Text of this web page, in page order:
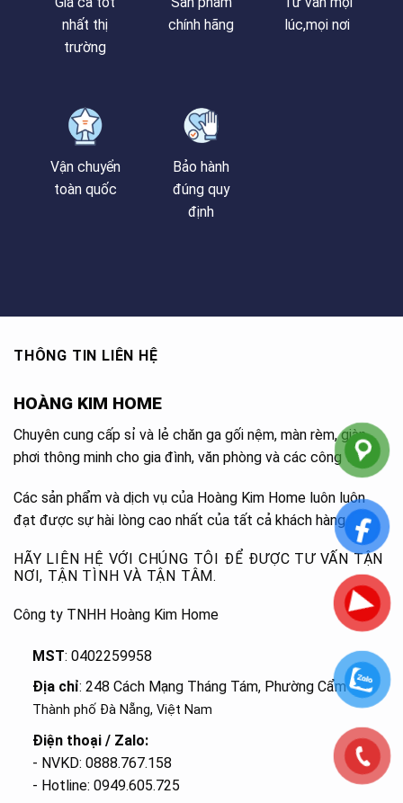
nhất thị
trường
chính hãng
lúc,mọi nơi
Vận chuyển
toàn quốc
Bảo hành
đúng quy
định
THÔNG TIN LIÊN HỆ
HOÀNG KIM HOME
Chuyên cung cấp sỉ và lẻ chăn ga gối nệm, màn rèm, giàn
phơi thông minh cho gia đình, văn phòng và các công trình.
Các sản phẩm và dịch vụ của Hoàng Kim Home luôn luôn
đạt được sự hài lòng cao nhất của tất cả khách hàng.
HÃY LIÊN HỆ VỚI CHÚNG TÔI ĐỂ ĐƯỢC TƯ VẤN TẬN
NƠI, TẬN TÌNH VÀ TẬN TÂM.
Công ty TNHH Hoàng Kim Home
MST: 0402259958
Địa chỉ: 248 Cách Mạng Tháng Tám, Phường Cẩm Lệ,
Thành phố Đà Nẵng, Việt Nam
Điện thoại / Zalo:
- NVKD: 0888.767.158
- Hotline: 0949.605.725